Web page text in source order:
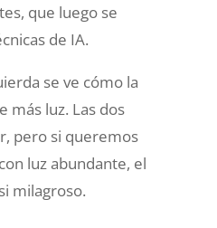
que luego se
de IA.
se ve cómo la
más luz. Las dos
pero si queremos
luz abundante, el
milagroso.